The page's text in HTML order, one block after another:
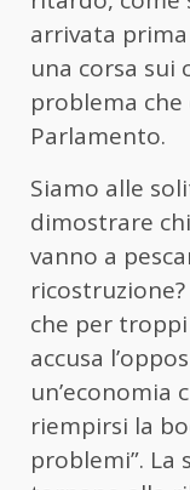
arrivata
una corsa sui
problema che
Parlamento.
Siamo alle
dimostrare
vanno a
che per
accusa
un’economia
riempirsi la
problemi”. La